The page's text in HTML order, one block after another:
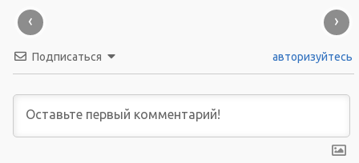
‹ ›
Подписаться авторизуйтесь